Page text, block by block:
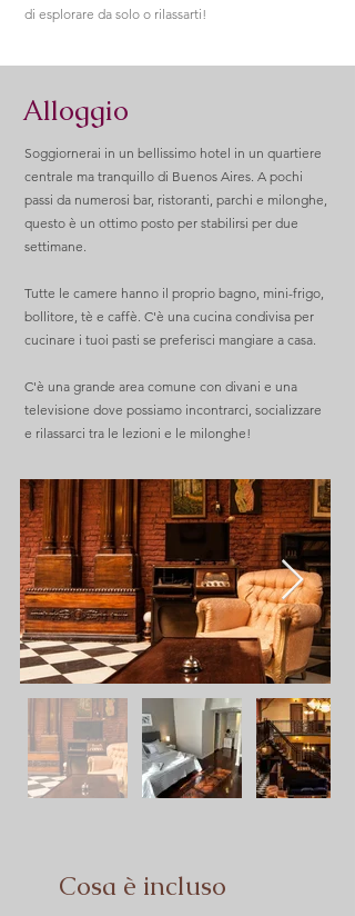
di esplorare da solo o rilassarti!
Alloggio
Soggiornerai in un bellissimo hotel in un quartiere
centrale ma tranquillo di Buenos Aires. A pochi
passi da numerosi bar, ristoranti, parchi e milonghe,
questo è un ottimo posto per stabilirsi per due
settimane.
Tutte le camere hanno il proprio bagno, mini-frigo,
bollitore, tè e caffè. C'è una cucina condivisa per
cucinare i tuoi pasti se preferisci mangiare a casa.
C'è una grande area comune con divani e una
televisione dove possiamo incontrarci, socializzare
e rilassarci tra le lezioni e le milonghe!
Cosa è incluso